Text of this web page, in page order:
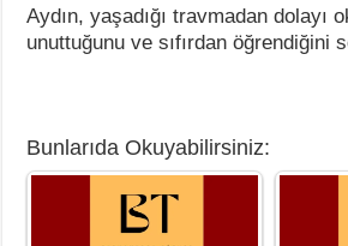
Aydın, yaşadığı travmadan dolayı
unuttuğunu ve sıfırdan öğrendiğini
Bunlarıda Okuyabilirsiniz: